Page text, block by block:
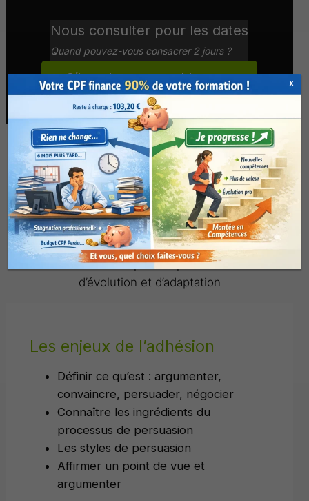
Nous consulter pour les dates
Quand pouvez-vous consacrer 2 jours ?
S’inscrire au coaching
En présentiel
Contenu du coaching
argumenter et persuader
pour remporter
l’adhésion
non contractuel, pouvant être
modifié sans préavis pour raison
d’évolution et d’adaptation
Les enjeux de l’adhésion
Définir ce qu’est : argumenter,
convaincre, persuader, négocier
Connaître les ingrédients du
processus de persuasion
Les styles de persuasion
Affirmer un point de vue et
argumenter
X